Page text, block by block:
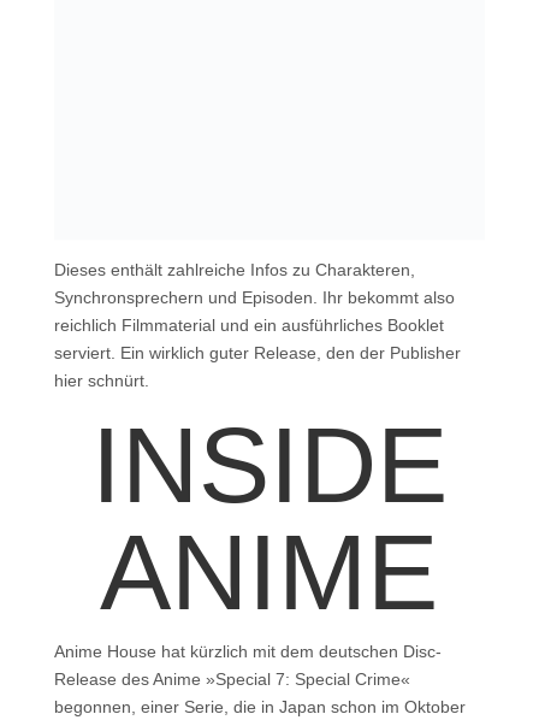
Dieses enthält zahlreiche Infos zu Charakteren,
Synchronsprechern und Episoden. Ihr bekommt also
reichlich Filmmaterial und ein ausführliches Booklet
serviert. Ein wirklich guter Release, den der Publisher
hier schnürt.
INSIDE
ANIME
Anime House hat kürzlich mit dem deutschen Disc-
Release des Anime »Special 7: Special Crime«
begonnen, einer Serie, die in Japan schon im Oktober